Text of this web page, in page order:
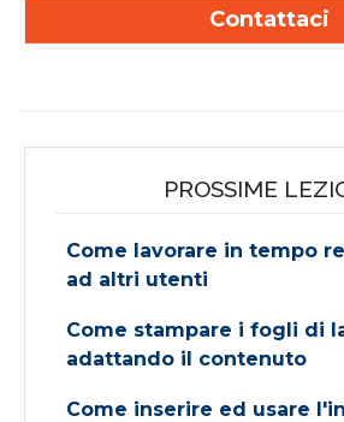
Contattaci
PROSSIME
Come lavorare in tempo
ad altri utenti
Come stampare i fogli di
adattando il contenuto
Come inserire ed usare